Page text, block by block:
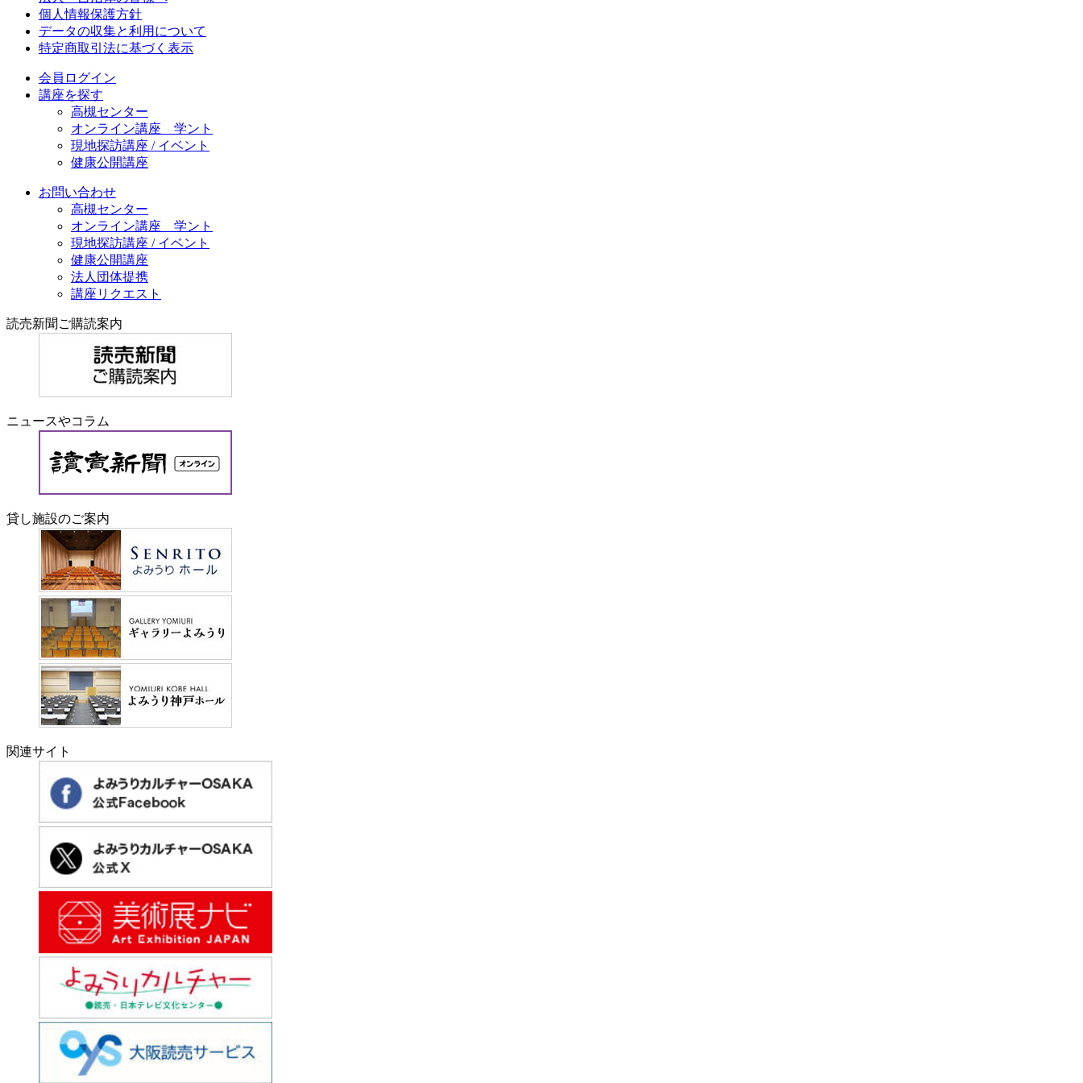
個人情報保護方針
データの収集と利用について
特定商取引法に基づく表示
会員ログイン
講座を探す
高槻センター
オンライン講座 学ント
現地探訪講座 / イベント
健康公開講座
お問い合わせ
高槻センター
オンライン講座 学ント
現地探訪講座 / イベント
健康公開講座
法人団体提携
講座リクエスト
読売新聞ご購読案内
ニュースやコラム
貸し施設のご案内
関連サイト